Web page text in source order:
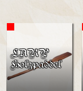
LARP
Holzpaddel